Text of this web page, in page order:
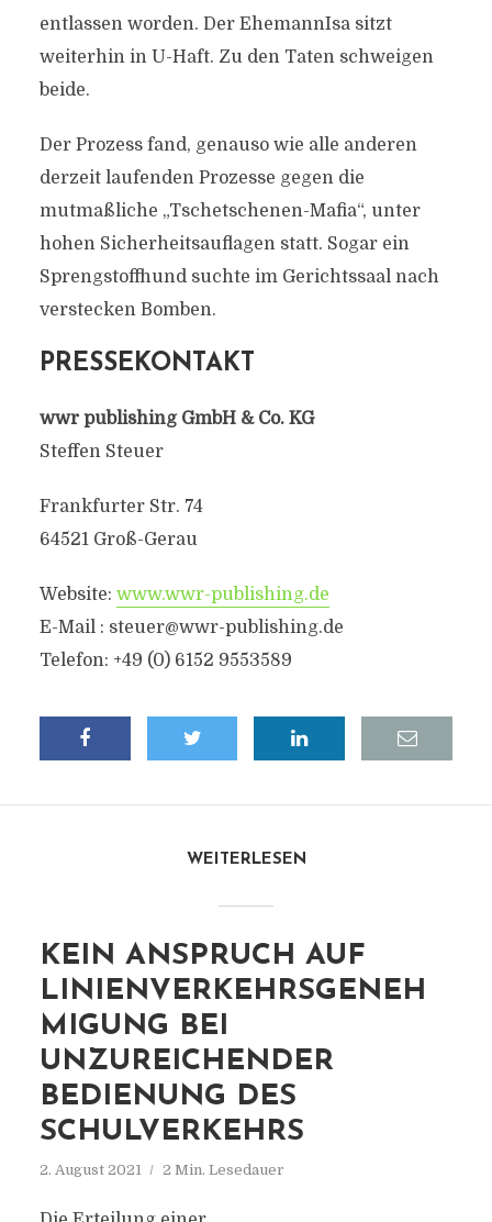
entlassen worden. Der EhemannIsa sitzt
weiterhin in U-Haft. Zu den Taten schweigen
beide.
Der Prozess fand, genauso wie alle anderen
derzeit laufenden Prozesse gegen die
mutmaßliche „Tschetschenen-Mafia“, unter
hohen Sicherheitsauflagen statt. Sogar ein
Sprengstoffhund suchte im Gerichtssaal nach
verstecken Bomben.
PRESSEKONTAKT
wwr publishing GmbH & Co. KG
Steffen Steuer
Frankfurter Str. 74
64521 Groß-Gerau
Website: www.wwr-publishing.de
E-Mail : steuer@wwr-publishing.de
Telefon: +49 (0) 6152 9553589
WEITERLESEN
KEIN ANSPRUCH AUF
LINIENVERKEHRSGENEH
MIGUNG BEI
UNZUREICHENDER
BEDIENUNG DES
SCHULVERKEHRS
2. August 2021 2 Min. Lesedauer